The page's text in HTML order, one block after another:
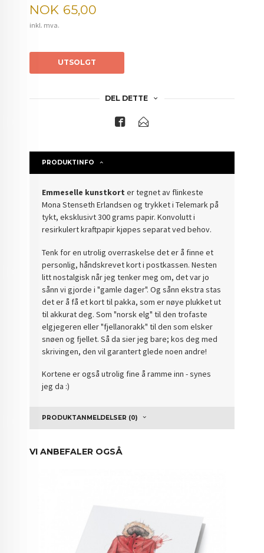
Pris
NOK 65,00
inkl. mva.
UTSOLGT
DEL DETTE
PRODUKTINFO
Emmeselle kunstkort er tegnet av flinkeste
Mona Stenseth Erlandsen og trykket i Telemark på
tykt, eksklusivt 300 grams papir. Konvolutt i
resirkulert kraftpapir kjøpes separat ved behov.
Tenk for en utrolig overraskelse det er å finne et
personlig, håndskrevet kort i postkassen. Nesten
litt nostalgisk når jeg tenker meg om, det var jo
sånn vi gjorde i "gamle dager". Og sånn ekstra stas
det er å få et kort til pakka, som er nøye plukket ut
til akkurat deg. Som "norsk elg" til den trofaste
elgjegeren eller "fjellanorakk" til den som elsker
snøen og fjellet. Så da sier jeg bare; kos deg med
skrivingen, den vil garantert glede noen andre!
Kortene er også utrolig fine å ramme inn - synes
jeg da :)
PRODUKTANMELDELSER (0)
VI ANBEFALER OGSÅ